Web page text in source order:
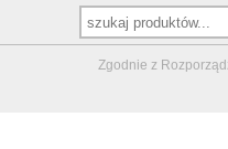
Zgodnie z